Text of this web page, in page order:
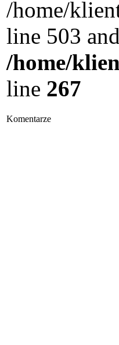
/home/
line 503
/home/
line 267
Komentarze